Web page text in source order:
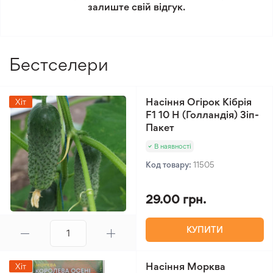
залиште свій відгук.
Бестселери
Хіт
Насіння Огірок Кібрія
F1 10 Н (Голландія) Зіп-
Пакет
В наявності
Код товару: 11505
29.00 грн.
КУПИТИ
Хіт Насіння Морква